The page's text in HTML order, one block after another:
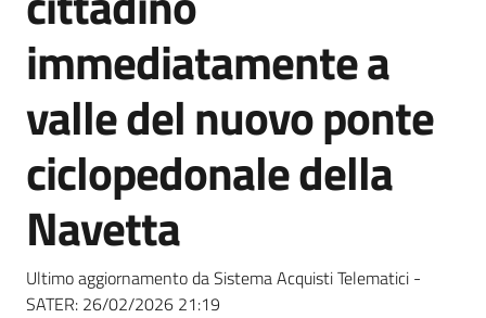
English
site
Seguici
su
immediatamente a
valle del nuovo ponte
ciclopedonale della
Navetta
Ultimo aggiornamento da Sistema Acquisti Telematici -
SATER: 26/02/2026 21:19